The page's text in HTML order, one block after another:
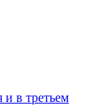
и в третьем